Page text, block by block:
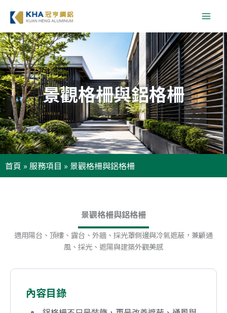
主
要
內
容
景觀格柵與鋁格柵
首頁 » 服務項目 » 景觀格柵與鋁格柵
景觀格柵與鋁格柵
適用陽台、頂樓、露台、外牆、採光罩側邊與冷氣遮蔽，兼顧通
風、採光、遮陽與建築外觀美感
內容目錄